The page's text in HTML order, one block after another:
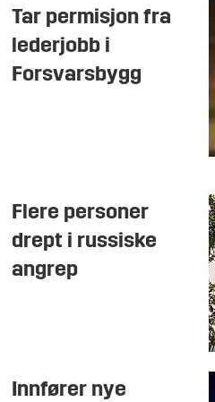
Tar permisjon fra
lederjobb i
Forsvarsbygg
Flere personer
drept i russiske
angrep
Innfører nye